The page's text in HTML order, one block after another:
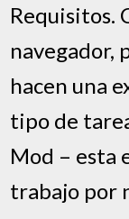
Requisitos.
navegador,
hacen una
tipo de
Mod – esta
trabajo por